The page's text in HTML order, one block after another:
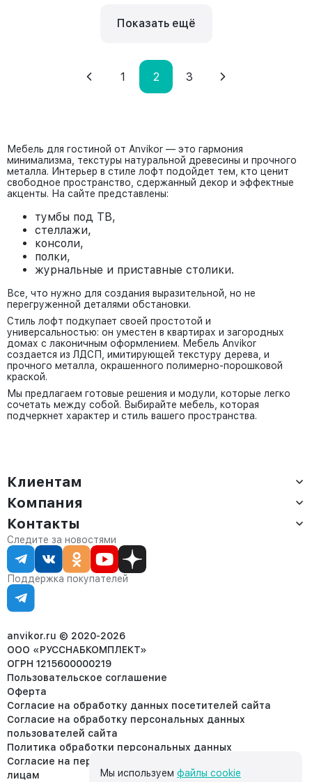
Показать ещё
1 2 3
Мебель для гостиной от Anvikor — это гармония
минимализма, текстуры натуральной древесины и прочного
металла. Интерьер в стиле лофт подойдет тем, кто ценит
свободное пространство, сдержанный декор и эффектные
акценты. На сайте представлены:
тумбы под ТВ,
стеллажи,
консоли,
полки,
журнальные и приставные столики.
Все, что нужно для создания выразительной, но не
перегруженной деталями обстановки.
Стиль лофт подкупает своей простотой и
универсальностью: он уместен в квартирах и загородных
домах с лаконичным оформлением. Мебель Anvikor
создается из ЛДСП, имитирующей текстуру дерева, и
прочного металла, окрашенного полимерно-порошковой
краской.
Мы предлагаем готовые решения и модули, которые легко
сочетать между собой. Выбирайте мебель, которая
подчеркнет характер и стиль вашего пространства.
Клиентам
Доставка
Оплата
Сервис
Статус заказа
Статьи
Компания
О компании
Контакты
Партнёрам
Контакты
Отдел продаж:
8 (800) 234-22-62
corp@anvikor.ru
Ежедневно, с 7:00-19:00 (МСК)
Отдел рекламации:
8 (953) 455-25-61
Следите за новостями
Поддержка покупателей
anvikor.ru © 2020-2026
ООО «РУССНАБКОМПЛЕКТ»
ОГРН 1215600000219
Пользовательское соглашение
Оферта
Согласие на обработку данных посетителей сайта
Согласие на обработку персональных данных
пользователей сайта
Политика обработки персональных данных
Согласие на передачу персональных данных третьим
лицам
Мы используем файлы cookie